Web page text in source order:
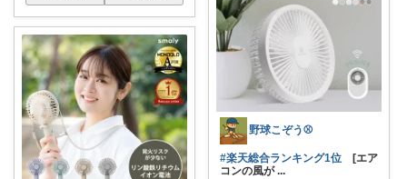
野球こぞう⚾️
#楽天総合ランキング1位 [エア
コンの風が ...